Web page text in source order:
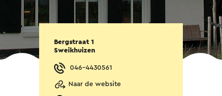
Bergstraat 1
Sweikhuizen
046-4430561
Naar de website